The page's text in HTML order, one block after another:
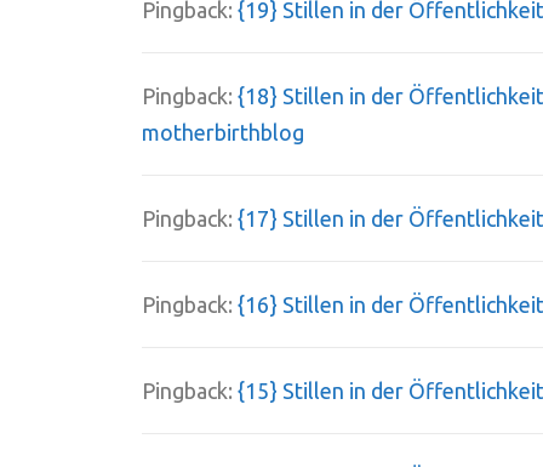
Pingback: {19} Stillen in der
Pingback: {18} Stillen in der
motherbirthblog
Pingback: {17} Stillen in der
Pingback: {16} Stillen in der
Pingback: {15} Stillen in der